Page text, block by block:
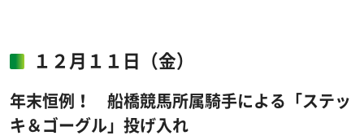
１２月１１日（金）
年末恒例！ 船橋競馬所属騎手による「ステッ
キ＆ゴーグル」投げ入れ